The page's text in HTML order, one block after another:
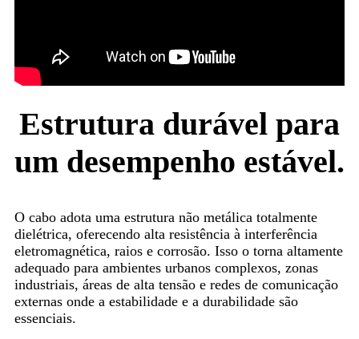
Estrutura durável para
um desempenho estável.
O cabo adota uma estrutura não metálica totalmente
dielétrica, oferecendo alta resistência à interferência
eletromagnética, raios e corrosão. Isso o torna altamente
adequado para ambientes urbanos complexos, zonas
industriais, áreas de alta tensão e redes de comunicação
externas onde a estabilidade e a durabilidade são
essenciais.